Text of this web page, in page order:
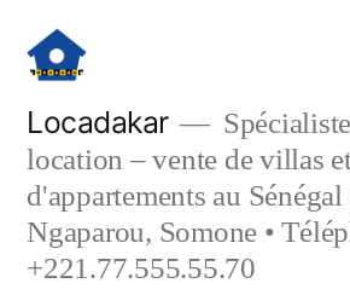
contenu
Locadakar
location – vente de villas
d'appartements au
Ngaparou, Somone •
+221.77.555.55.70